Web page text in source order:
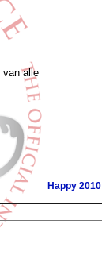
van alle
Happy 2010